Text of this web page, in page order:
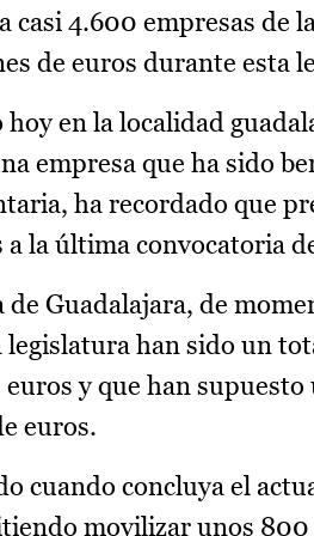
casi 4.600 empresas de
de euros durante esta
en la localidad
empresa que ha sido
ha recordado que
la última convocatoria
Guadalajara, de
han sido un
y que han
euros.
cuando concluya el
movilizar unos